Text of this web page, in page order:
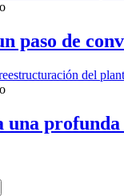
paso de
del
una